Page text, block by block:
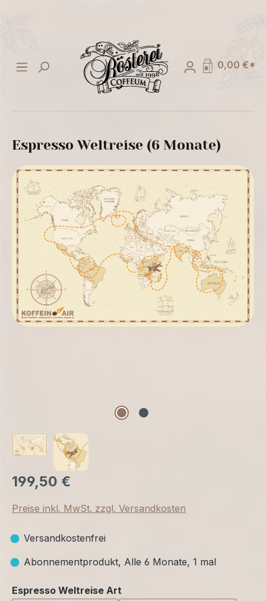
0,00 €*
Espresso Weltreise (6 Monate)
199,50 €
Preise inkl. MwSt. zzgl. Versandkosten
Versandkostenfrei
Abonnementprodukt, Alle 6 Monate, 1 mal
Espresso Weltreise Art